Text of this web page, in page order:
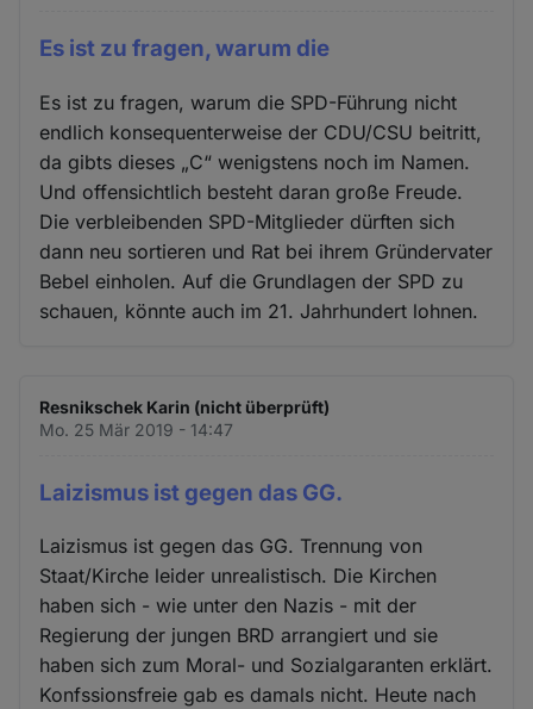
Es ist zu fragen, warum die
Es ist zu fragen, warum die SPD-Führung nicht
endlich konsequenterweise der CDU/CSU beitritt,
da gibts dieses „C“ wenigstens noch im Namen.
Und offensichtlich besteht daran große Freude.
Die verbleibenden SPD-Mitglieder dürften sich
dann neu sortieren und Rat bei ihrem Gründervater
Bebel einholen. Auf die Grundlagen der SPD zu
schauen, könnte auch im 21. Jahrhundert lohnen.
Resnikschek Karin (nicht überprüft)
Mo. 25 Mär 2019 - 14:47
Laizismus ist gegen das GG.
Laizismus ist gegen das GG. Trennung von
Staat/Kirche leider unrealistisch. Die Kirchen
haben sich - wie unter den Nazis - mit der
Regierung der jungen BRD arrangiert und sie
haben sich zum Moral- und Sozialgaranten erklärt.
Konfssionsfreie gab es damals nicht. Heute nach